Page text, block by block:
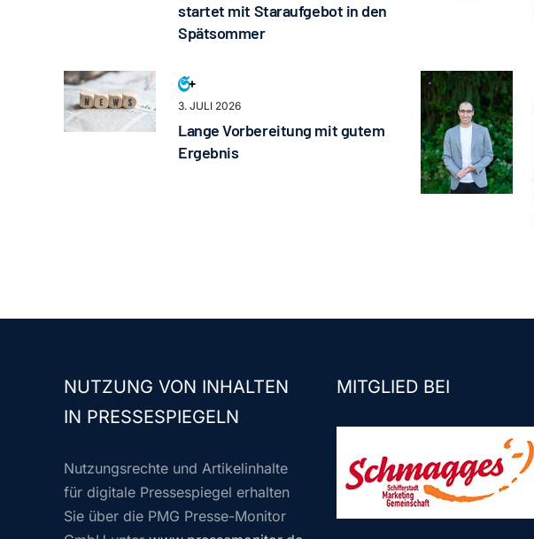
startet mit Staraufgebot in den
Spätsommer
3. JULI 2026
Lange Vorbereitung mit gutem
Ergebnis
NUTZUNG VON INHALTEN
IN PRESSESPIEGELN
Nutzungsrechte und Artikelinhalte
für digitale Pressespiegel erhalten
Sie über die PMG Presse-Monitor
MITGLIED BEI